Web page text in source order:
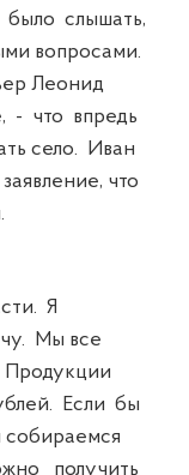
слышать,
вопросами.
Леонид
- что впредь
село. Иван
что
Я
Мы все
Продукции
Если бы
собираемся
получить